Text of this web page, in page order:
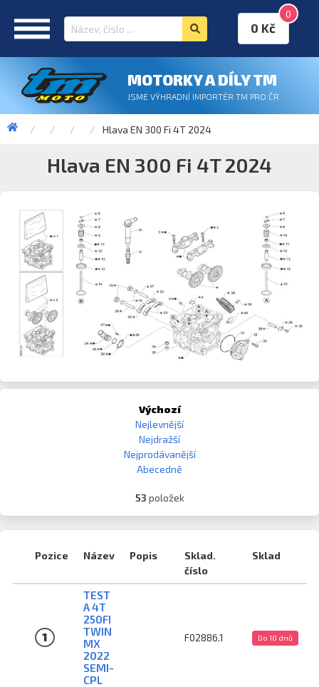
0
0 Kč
MOTORKY A DÍLY TM
JSME VÝHRADNÍ IMPORTÉR TM PRO ČR
Hlava EN 300 Fi 4T 2024
Hlava EN 300 Fi 4T 2024
Výchozí
Nejlevnější
Nejdražší
Nejprodávanější
Abecedně
53 položek
Pozice Název Popis
Sklad.
číslo
Sklad
1
TEST
A 4T
250FI
TWIN
MX
2022
SEMI-
CPL
F02886.1 Do 10 dnů